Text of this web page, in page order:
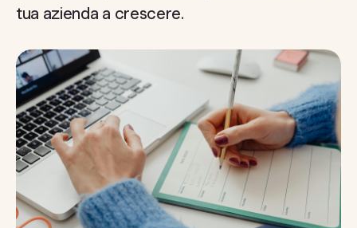
tua azienda a crescere.